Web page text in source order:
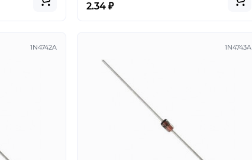
2.34 ₽
1N4742A 1N4743A